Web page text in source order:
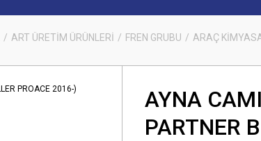
ART ÜRETİM ÜRÜNLERİ FREN GRUBU ARAÇ
AYNA
PARTNER